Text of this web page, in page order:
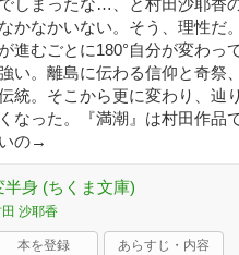
しまったな…、と村田沙耶香
かなかいない。そう、理性だ
進むごとに180°自分が変わっ
い。離島に伝わる信仰と奇祭
統。そこから更に変わり、
なった。『満潮』は村田作品
の→
半身 (ちくま文庫)
沙耶香
本を登録 あらすじ・内容